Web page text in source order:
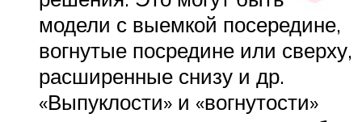
модели с выемкой посередине,
вогнутые посредине или сверху,
расширенные снизу и др.
«Выпуклости» и «вогнутости»